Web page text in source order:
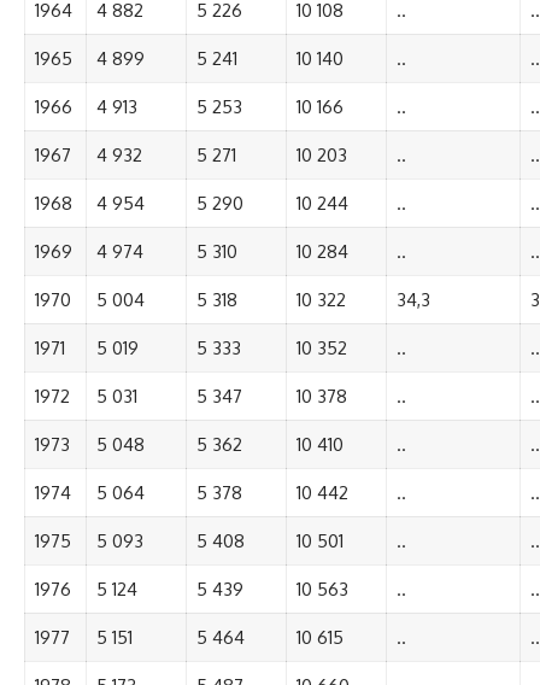
1964 4 882 5 226 10 108 .. ..
1965 4 899 5 241 10 140 .. ..
1966 4 913 5 253 10 166 .. ..
1967 4 932 5 271 10 203 .. ..
1968 4 954 5 290 10 244 .. ..
1969 4 974 5 310 10 284 .. ..
1970 5 004 5 318 10 322 34,3
1971 5 019 5 333 10 352 .. ..
1972 5 031 5 347 10 378 .. ..
1973 5 048 5 362 10 410 .. ..
1974 5 064 5 378 10 442 .. ..
1975 5 093 5 408 10 501 .. ..
1976 5 124 5 439 10 563 .. ..
1977 5 151 5 464 10 615 .. ..